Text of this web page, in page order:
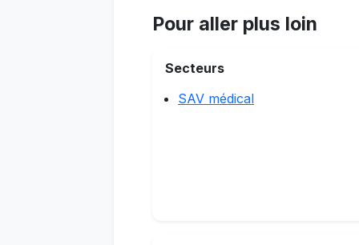
Pour aller plus loin
Secteurs
SAV médical